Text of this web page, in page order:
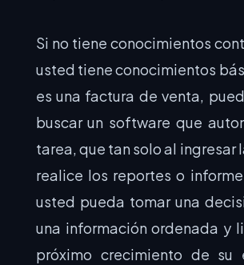
Si no tiene conocimientos
usted tiene conocimientos
es una factura de venta,
buscar un software que
tarea, que tan solo al ingresar
realice los reportes o
usted pueda tomar una
una información ordenada y
próximo crecimiento de su